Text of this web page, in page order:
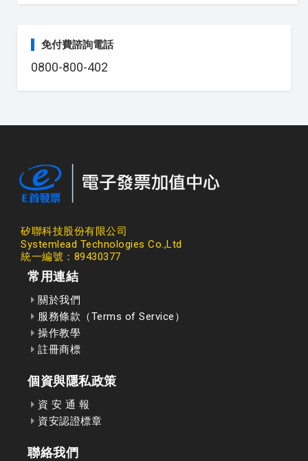
免付費諮詢電話
0800-800-402
矽聯科技股份有限公司
Systemlead Technologies Co.,Ltd
統一編號：89430377
常用連結
關於我們
服務條款（Terms of Service）
操作教學
註冊商標
個資與隱私政策
資 安 通 報
資安認證標章
聯絡我們